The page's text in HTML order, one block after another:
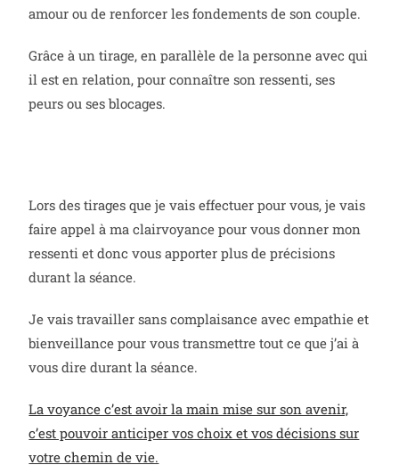
amour ou de renforcer les fondements de son couple.
Grâce à un tirage, en parallèle de la personne avec qui
il est en relation, pour connaître son ressenti, ses
peurs ou ses blocages.
Lors des tirages que je vais effectuer pour vous, je vais
faire appel à ma clairvoyance pour vous donner mon
ressenti et donc vous apporter plus de précisions
durant la séance.
Je vais travailler sans complaisance avec empathie et
bienveillance pour vous transmettre tout ce que j’ai à
vous dire durant la séance.
La voyance c’est avoir la main mise sur son avenir,
c’est pouvoir anticiper vos choix et vos décisions sur
votre chemin de vie.